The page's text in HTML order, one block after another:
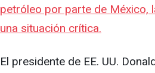
petróleo por parte de México,
una situación crítica.
El presidente de EE. UU.